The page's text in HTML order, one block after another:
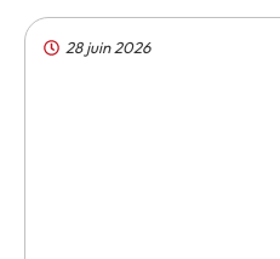
28 juin 2026